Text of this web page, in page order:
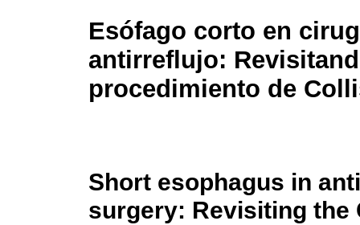
Esófago corto en
antirreflujo:
procedimiento de
Short esophagus in
surgery: Revisiting the